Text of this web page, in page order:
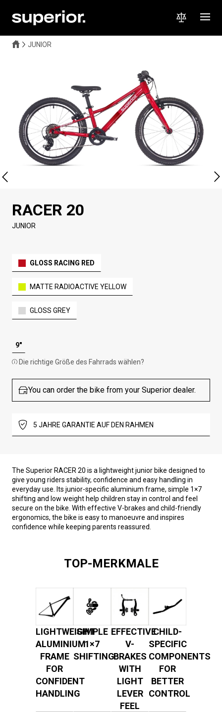
JUNIOR
RACER 20
JUNIOR
GLOSS RACING RED
MATTE RADIOACTIVE YELLOW
GLOSS GREY
9"
Die richtige Größe des Fahrrads wählen?
You can order the bike from your Superior dealer.
5 JAHRE GARANTIE AUF DEN RAHMEN
The Superior RACER 20 is a lightweight junior bike designed to
give young riders stability, confidence and easy handling in
everyday use. Its junior-specific aluminium frame, simple 1×7
shifting and low weight help children stay in control and feel
secure on the bike. With effective V-brakes and child-friendly
ergonomics, the bike is easy to manoeuvre and inspires
confidence while keeping parents reassured.
TOP-MERKMALE
LIGHTWEIGHT
ALUMINIUM
FRAME
FOR
CONFIDENT
HANDLING
SIMPLE
1×7
SHIFTING
EFFECTIVE
V-
BRAKES
WITH
LIGHT
LEVER
FEEL
CHILD-
SPECIFIC
COMPONENTS
FOR
BETTER
CONTROL